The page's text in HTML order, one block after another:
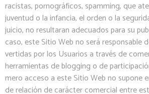
racistas, pornográficos, spamming, que
juventud o la infancia, el orden o la
juicio, no resultaran adecuados para su
caso, este Sitio Web no será responsable
vertidas por los Usuarios a través de
herramientas de blogging o de
mero acceso a este Sitio Web no supone
de relación de carácter comercial entre